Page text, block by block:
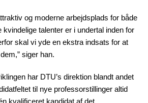
og moderne arbejdsplads for både
talenter er i undertal inden for
skal vi yde en ekstra indsats for at
siger han.
har DTU’s direktion blandt andet
til nye professorstillinger altid